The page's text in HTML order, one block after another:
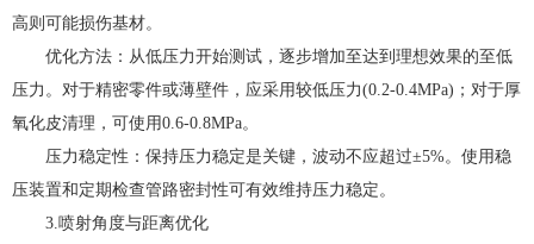
高则可能损伤基材。
优化方法：从低压力开始测试，逐步增加至达到理想效果的至低
压力。对于精密零件或薄壁件，应采用较低压力(0.2-0.4MPa)；对于厚
氧化皮清理，可使用0.6-0.8MPa。
压力稳定性：保持压力稳定是关键，波动不应超过±5%。使用稳
压装置和定期检查管路密封性可有效维持压力稳定。
3.喷射角度与距离优化